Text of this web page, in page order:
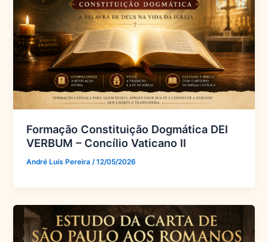
Formação Constituição Dogmática DEI
VERBUM – Concílio Vaticano II
André Luís Pereira/12/05/2026